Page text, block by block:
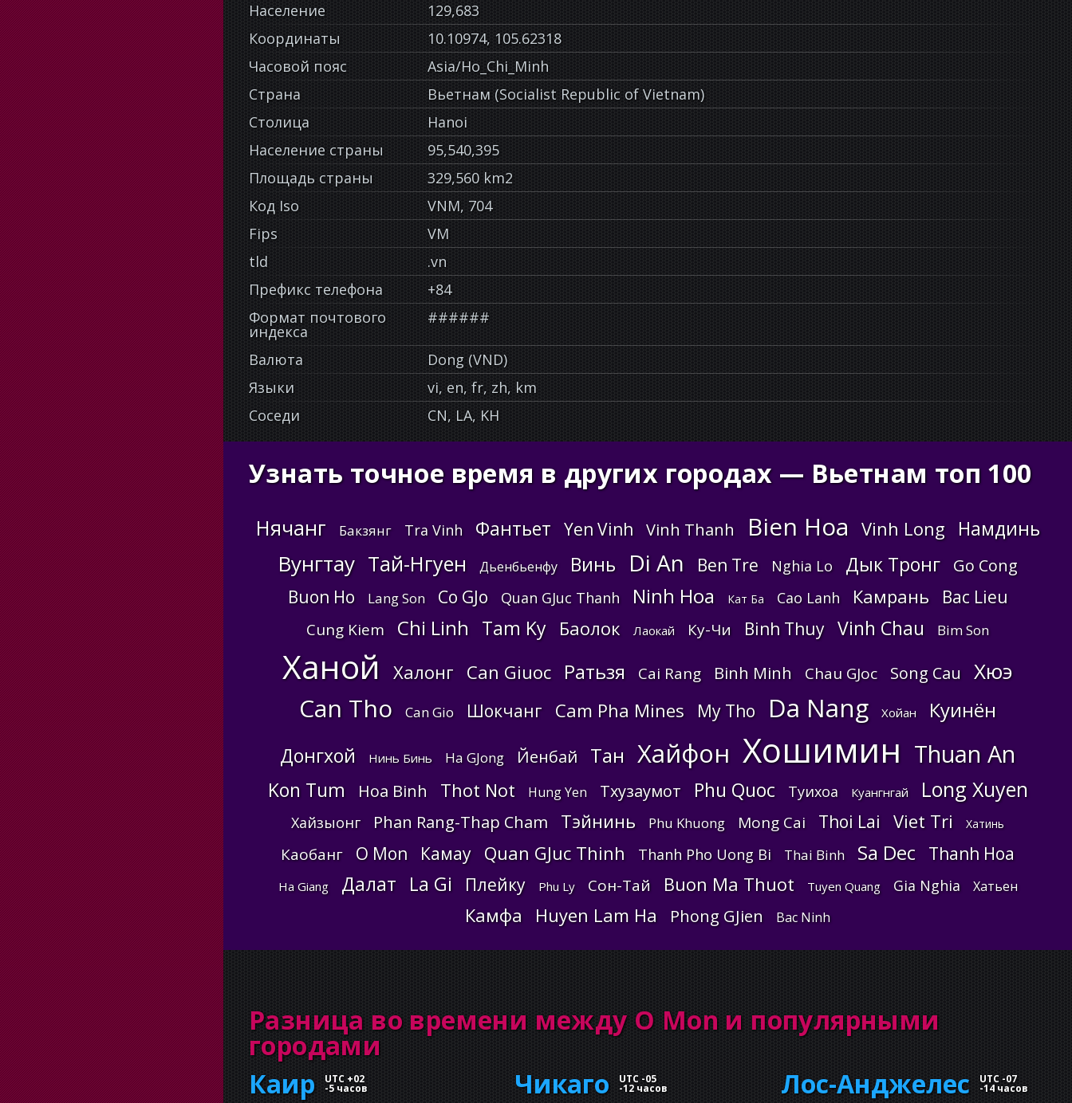
Население
129,683
Координаты
10.10974, 105.62318
Часовой пояс
Asia/Ho_Chi_Minh
Страна
Вьетнам (Socialist Republic of Vietnam)
Столица
Hanoi
Население страны
95,540,395
Площадь страны
329,560 km2
Код Iso
VNM, 704
Fips
VM
tld
.vn
Префикс телефона
+84
Формат почтового
индекса
######
Валюта
Dong (VND)
Языки
vi, en, fr, zh, km
Соседи
CN, LA, KH
Узнать точное время в других городах — Вьетнам топ 100
Нячанг Бакзянг Tra Vinh Фантьет Yen Vinh Vinh Thanh Bien Hoa Vinh Long Намдинь
Вунгтау Тай-Нгуен Дьенбьенфу Винь Di An Ben Tre Nghia Lo Дык Тронг Go Cong
Buon Ho Lang Son Co GJo Quan GJuc Thanh Ninh Hoa Кат Ба Cao Lanh Камрань Bac Lieu
Cung Kiem Chi Linh Tam Ky Баолок Лаокай Ку-Чи Binh Thuy Vinh Chau Bim Son
Ханой Халонг Can Giuoc Ратьзя Cai Rang Binh Minh Chau GJoc Song Cau Хюэ
Can Tho Can Gio Шокчанг Cam Pha Mines My Tho Da Nang Хойан Куинён
Донгхой Нинь Бинь Ha GJong Йенбай Тан Хайфон Хошимин Thuan An
Kon Tum Hoa Binh Thot Not Hung Yen Тхузаумот Phu Quoc Туихоа Куангнгай Long Xuyen
Хайзыонг Phan Rang-Thap Cham Тэйнинь Phu Khuong Mong Cai Thoi Lai Viet Tri Хатинь
Каобанг O Mon Камау Quan GJuc Thinh Thanh Pho Uong Bi Thai Binh Sa Dec Thanh Hoa
Ha Giang Далат La Gi Плейку Phu Ly Сон-Тай Buon Ma Thuot Tuyen Quang Gia Nghia Хатьен
Камфа Huyen Lam Ha Phong GJien Bac Ninh
Разница во времени между O Mon и популярными
городами
Каир
UTC +02
-5 часов Чикаго UTC -05
-12 часов Лос-Анджелес UTC -07
-14 часов